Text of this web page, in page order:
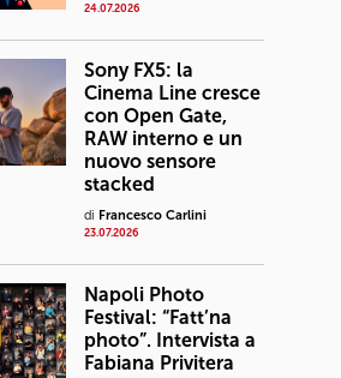
24.07.2026
Sony FX5: la
Cinema Line cresce
con Open Gate,
RAW interno e un
nuovo sensore
stacked
di Francesco Carlini
23.07.2026
Napoli Photo
Festival: “Fatt’na
photo”. Intervista a
Fabiana Privitera